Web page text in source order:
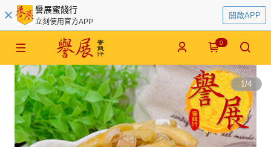
譽展蜜餞行
立刻使用官方APP
開啟APP
0
1/4